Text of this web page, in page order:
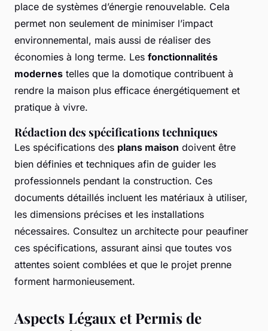
place de systèmes d’énergie renouvelable. Cela
permet non seulement de minimiser l’impact
environnemental, mais aussi de réaliser des
économies à long terme. Les fonctionnalités
modernes telles que la domotique contribuent à
rendre la maison plus efficace énergétiquement et
pratique à vivre.
Rédaction des spécifications techniques
Les spécifications des plans maison doivent être
bien définies et techniques afin de guider les
professionnels pendant la construction. Ces
documents détaillés incluent les matériaux à utiliser,
les dimensions précises et les installations
nécessaires. Consultez un architecte pour peaufiner
ces spécifications, assurant ainsi que toutes vos
attentes soient comblées et que le projet prenne
forment harmonieusement.
Aspects Légaux et Permis de